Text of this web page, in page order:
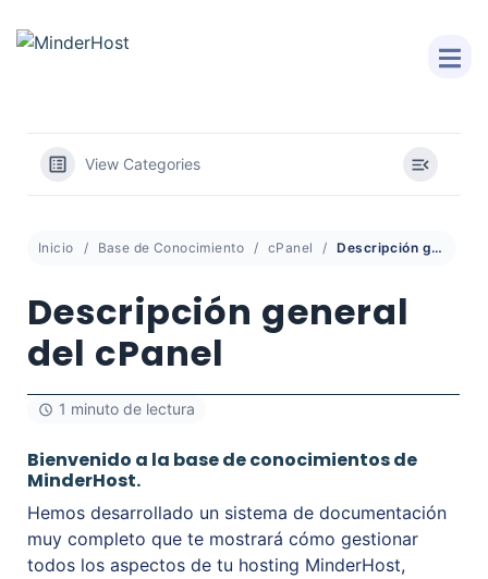
View Categories
Inicio Base de Conocimiento cPanel Descripción general del cPanel
Descripción general
del cPanel
1 minuto de lectura
Bienvenido a la base de conocimientos de
MinderHost.
Hemos desarrollado un sistema de documentación
muy completo que te mostrará cómo gestionar
todos los aspectos de tu hosting MinderHost,